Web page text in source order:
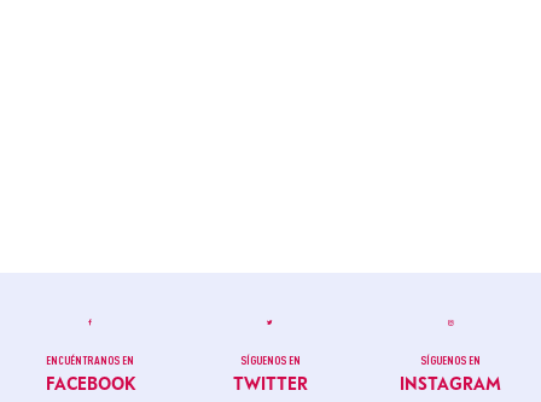
ENCUÉNTRANOS EN
FACEBOOK
SÍGUENOS EN
TWITTER
SÍGUENOS EN
INSTAGRAM